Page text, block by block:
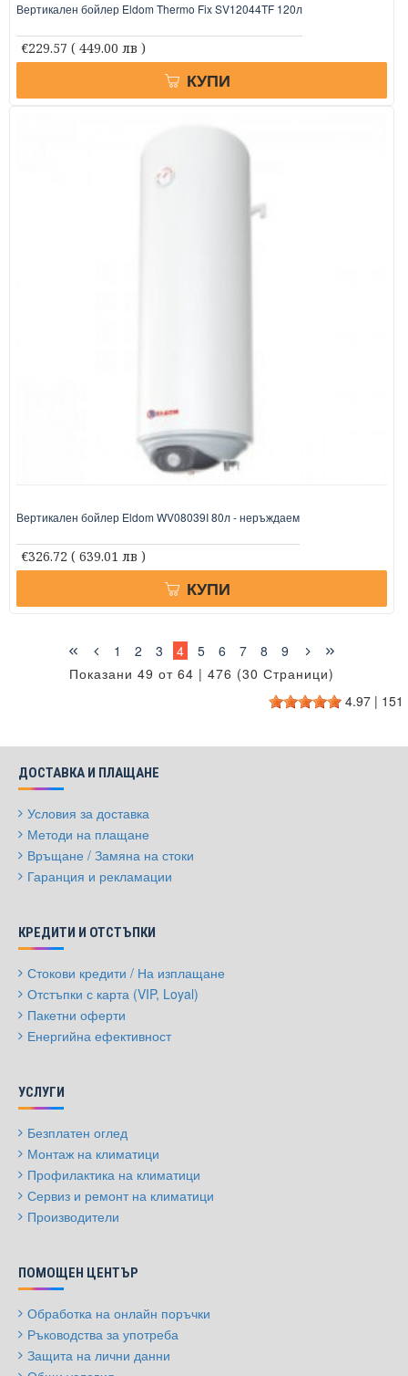
Вертикален бойлер Eldom Thermo Fix SV12044TF 120л
€229.57 ( 449.00 лв )
КУПИ
Вертикален бойлер Eldom WV08039I 80л - неръждаем
€326.72 ( 639.01 лв )
КУПИ
1 2 3 4 5 6 7 8
9
Показани 49 от 64 | 476 (30 Страници)
4.97 | 151
ДОСТАВКА И ПЛАЩАНЕ
Условия за доставка
Методи на плащане
Връщане / Замяна на стоки
Гаранция и рекламации
КРЕДИТИ И ОТСТЪПКИ
Стокови кредити / На изплащане
Отстъпки с карта (VIP, Loyal)
Пакетни оферти
Енергийна ефективност
УСЛУГИ
Безплатен оглед
Монтаж на климатици
Профилактика на климатици
Сервиз и ремонт на климатици
Производители
ПОМОЩЕН ЦЕНТЪР
Обработка на онлайн поръчки
Ръководства за употреба
Защита на лични данни